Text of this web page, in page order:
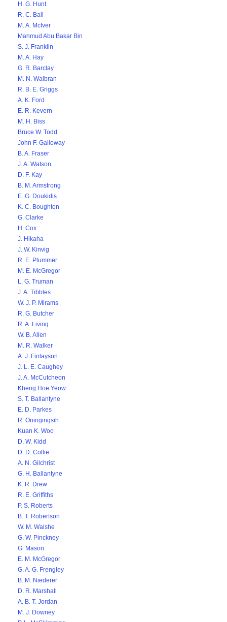
H. G. Hunt
R. C. Ball
M. A. McIver
Mahmud Abu Bakar Bin
S. J. Franklin
M. A. Hay
G. R. Barclay
M. N. Walbran
R. B. E. Griggs
A. K. Ford
E. R. Kevern
M. H. Biss
Bruce W. Todd
John F. Galloway
B. A. Fraser
J. A. Watson
D. F. Kay
B. M. Armstrong
E. G. Doukidis
K. C. Boughton
G. Clarke
H. Cox
J. Hikaha
J. W. Kinvig
R. E. Plummer
M. E. McGregor
L. G. Truman
J. A. Tibbles
W. J. P. Mirams
R. G. Butcher
R. A. Living
W. B. Allen
M. R. Walker
A. J. Finlayson
J. L. E. Caughey
J. A. McCutcheon
Kheng Hoe Yeow
S. T. Ballantyne
E. D. Parkes
R. Oningingsih
Kuan K. Woo
D. W. Kidd
D. D. Collie
A. N. Gilchrist
G. H. Ballantyne
K. R. Drew
R. E. Griffiths
P. S. Roberts
B. T. Robertson
W. M. Walshe
G. W. Pinckney
G. Mason
E. M. McGregor
G. A. G. Frengley
B. M. Niederer
D. R. Marshall
A. B. T. Jordan
M. J. Downey